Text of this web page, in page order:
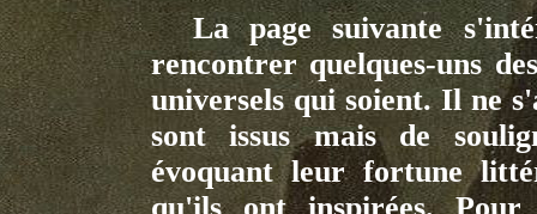
La page suivante
rencontrer quelques-uns
universels qui soient. Il ne
sont issus mais de
évoquant leur fortune